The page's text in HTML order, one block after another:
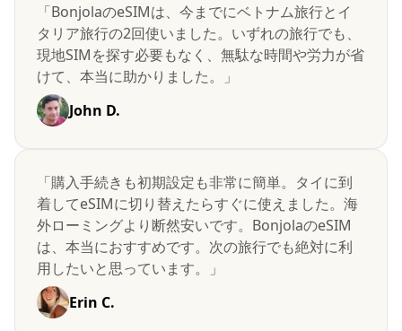
「BonjolaのeSIMは、今までにベトナム旅行とイ
タリア旅行の2回使いました。いずれの旅行でも、
現地SIMを探す必要もなく、無駄な時間や労力が省
けて、本当に助かりました。」
John D.
「購入手続きも初期設定も非常に簡単。タイに到
着してeSIMに切り替えたらすぐに使えました。海
外ローミングより断然安いです。BonjolaのeSIM
は、本当におすすめです。次の旅行でも絶対に利
用したいと思っています。」
Erin C.